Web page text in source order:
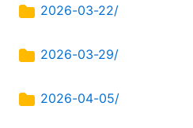
2026-03-22/
2026-03-29/
2026-04-05/